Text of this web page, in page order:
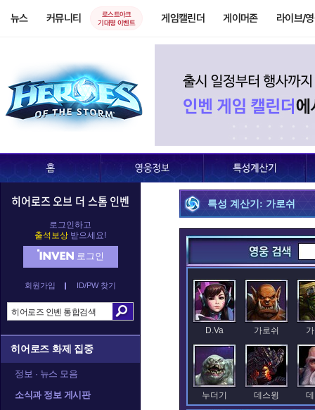
뉴스 커뮤니티
로스트아크
기대평 이벤트
게임캘린더 게이머존 라이브/
히어로즈 오브 더 스톰 인벤
로그인하고
출석보상 받으세요!
로그인
회원가입 ID/PW 찾기
히어로즈 화제 집중
정보 · 뉴스 모음
소식과 정보 게시판
특성 계산기: 가로쉬
D.Va 가로쉬
누더기 데스윙